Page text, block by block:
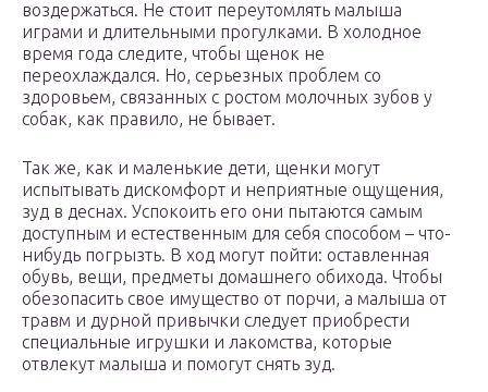
воздержаться. Не стоит переутомлять малыша
играми и длительными прогулками. В холодное
время года следите, чтобы щенок не
переохлаждался. Но, серьезных проблем со
здоровьем, связанных с ростом молочных зубов у
собак, как правило, не бывает.
Так же, как и маленькие дети, щенки могут
испытывать дискомфорт и неприятные ощущения,
зуд в деснах. Успокоить его они пытаются самым
доступным и естественным для себя способом – что-
нибудь погрызть. В ход могут пойти: оставленная
обувь, вещи, предметы домашнего обихода. Чтобы
обезопасить свое имущество от порчи, а малыша от
травм и дурной привычки следует приобрести
специальные игрушки и лакомства, которые
отвлекут малыша и помогут снять зуд.